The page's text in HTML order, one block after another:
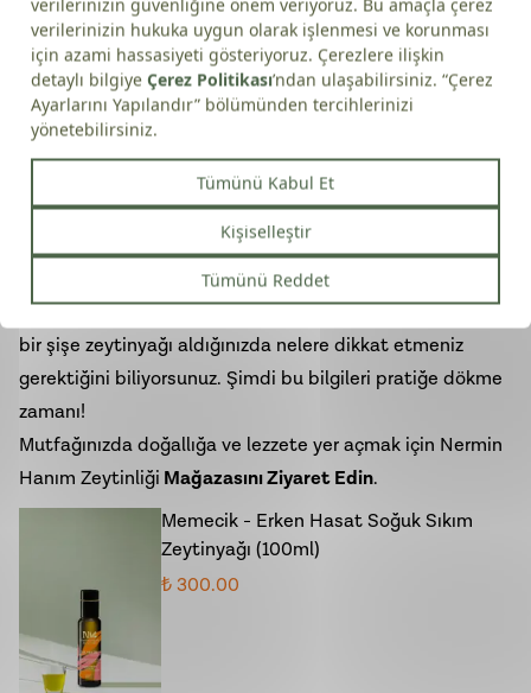
gibi antioksidanlar açısından zengin olduğunu gösterir.
Hafif bir yanma ve öksürtme hissi, yağın tazeliğinin ve
kalitesinin ispatıdır.
3. Tadım yapmak için en uygun zaman nedir?Koku ve tat
alma duyularınızın en açık olduğu sabah saatleri,
için en ideal zamandır. Ayrıca tadım
öncesinde kahve, sigara veya baharatlı yiyecekler
tüketmemek, doğru analiz yapmanızı sağlar.
Zeytinyağı tadımı, sadece bir lezzet testi değil,
bedeninize aldığınız gıdaya gösterdiğiniz saygıdır. Artık
bir şişe zeytinyağı aldığınızda nelere dikkat etmeniz
gerektiğini biliyorsunuz. Şimdi bu bilgileri pratiğe dökme
zamanı!
Mutfağınızda doğallığa ve lezzete yer açmak için Nermin
Hanım Zeytinliği Mağazasını Ziyaret Edin.
Memecik - Erken Hasat Soğuk Sıkım
Zeytinyağı (100ml)
₺ 300.00